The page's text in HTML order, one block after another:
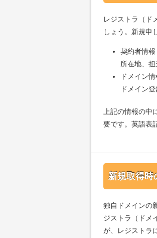
レジストラ（ド
しょう。新規申
契約者情報
所在地、
ドメイン
ドメイン
上記の情報の
要です。英語表
新規取得時
独自ドメインの
ジストラ（ドメ
が、レジストラ